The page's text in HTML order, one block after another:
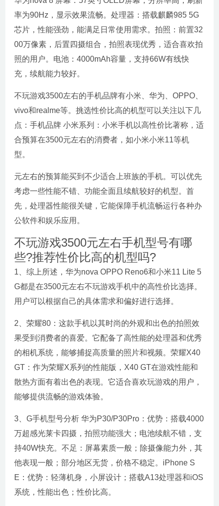
率为90Hz，显示效果流畅。处理器：搭载麒麟985 5G
芯片，性能强劲，能满足日常使用需求。拍照：前置32
00万像素，后置四摄组合，拍照表现优秀，适合喜欢拍
照的用户。电池：4000mAh容量，支持66W有线快
充，续航能力较好。
不玩游戏3500左右的手机品牌有小米、华为、OPPO、
vivo和realme等。挑选性价比高的机型可以关注以下几
点：手机品牌 小米系列：小米手机以高性价比著称，适
合预算在3500元左右的消费者，如小米小米11等机
型。
元左右的预算能买到不少适合上班族的手机。可以优先
考虑一些性能不错、功能全面且续航较好的机型。首
先，处理器性能很关键，它能保障手机流畅运行各种办
公软件和娱乐应用。
不玩游戏3500元左右手机型号有哪
些?推荐性价比高的机型吗?
1、综上所述，华为nova OPPO Reno6和小米11 Lite 5
G都是在3500元左右不玩游戏手机中的高性价比选择。
用户可以根据自己的具体需求和偏好进行选择。
2、荣耀80：这款手机以其时尚的外观和出色的拍照效
果受到消费者的喜爱。它配备了高性能的处理器和优秀
的相机系统，能够捕捉高质量的照片和视频。荣耀X40
GT：作为荣耀X系列的性能版，X40 GT在游戏性能和
散热方面有着出色的表现。它适合喜欢玩游戏的用户，
能够提供流畅的游戏体验。
3、G手机型号分析 华为P30/P30Pro：优势：搭载4000
万超感光莱卡四摄，拍照功能强大；电池续航不错，支
持40W快充。不足：屏幕素质一般；除摄像能力外，其
他表现一般；部分地区无货，价格不稳定。iPhone S
E：优势：轻薄机身，小屏设计；搭载A13处理器和iOS
系统，性能出色；性价比高。